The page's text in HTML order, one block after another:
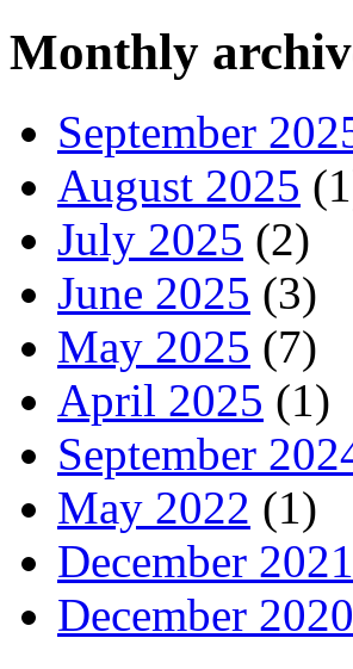
Monthly
September
August 2025
July 2025 (2)
June 2025 (3)
May 2025 (7)
April 2025 (1)
September
May 2022 (1)
December 2021
December 2020